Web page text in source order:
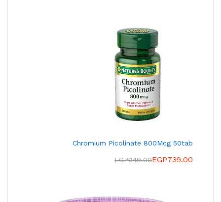
Chromium Picolinate 800Mcg 50tab
EGP739.00
EGP949.00